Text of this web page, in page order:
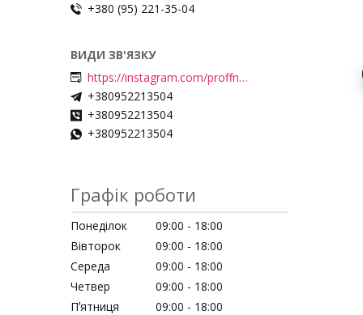
+380 (95) 221-35-04
https://instagram.com/proffnails_shop/
+380952213504
+380952213504
+380952213504
Графік роботи
Понеділок 09:00
18:00
Вівторок
09:00
18:00
Середа
09:00
18:00
Четвер
09:00
18:00
Пʼятниця
09:00
18:00